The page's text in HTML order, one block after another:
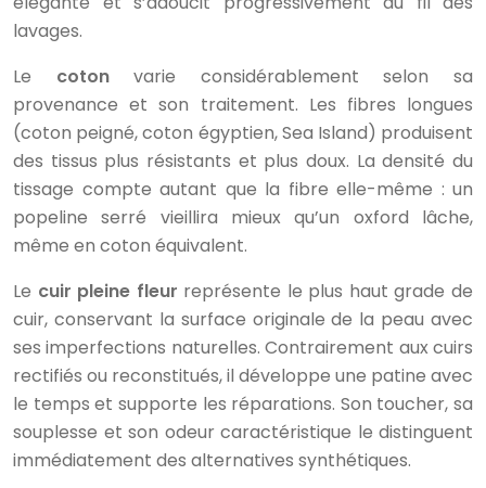
lavages.
Le cotonvarie considérablement selon sa
provenance et son traitement. Les fibres longues
(coton peigné, coton égyptien, Sea Island) produisent
des tissus plus résistants et plus doux. La densité du
tissage compte autant que la fibre elle-même : un
popeline serré vieillira mieux qu’un oxford lâche,
même en coton équivalent.
Le cuir pleine fleur représente le plus haut grade de
cuir, conservant la surface originale de la peau avec
ses imperfections naturelles. Contrairement aux cuirs
rectifiés ou reconstitués, il développe une patine avec
le temps et supporte les réparations. Son toucher, sa
souplesse et son odeur caractéristique le distinguent
immédiatement des alternatives synthétiques.